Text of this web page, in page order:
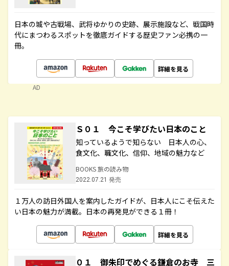
日本の城や古戦場、武将ゆかりの史跡、展示施設など、戦国時
代にまつわるスポットを徹底ガイドする歴史ファン必携の一
冊。
詳細を見る
AD
Ｓ０１ 今こそ学びたい日本のこと
知っているようで知らない 日本人の心、
食文化、職文化、信仰、地域の魅力など
BOOKS 旅の読み物
2022.07.21 発売
１万人の訪日外国人を案内したガイドが、日本人にこそ伝えた
い日本の魅力が満載。日本の再発見ができる１冊！
詳細を見る
０１ 御朱印でめぐる鎌倉のお寺 三